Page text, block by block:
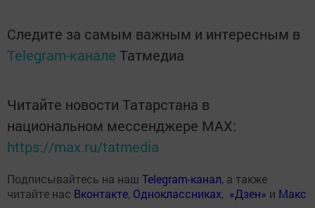
Следите за самым важным и интересным в
Telegram-канале Татмедиа
Читайте новости Татарстана в
национальном мессенджере MАХ:
https://max.ru/tatmedia
Подписывайтесь на наш Telegram-канал, а также
читайте нас Вконтакте, Одноклассниках, «Дзен» и Макс